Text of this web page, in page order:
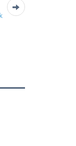
Chipolino